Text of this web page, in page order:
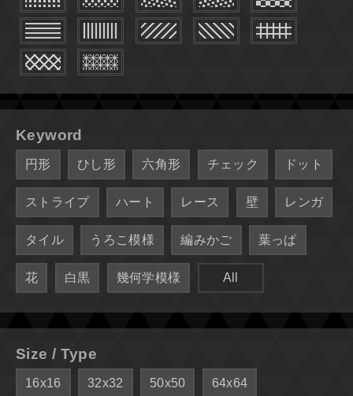
Keyword
円形 ひし形 六角形 チェック ドット
ストライプ ハート レース 壁 レンガ
タイル うろこ模様 編みかご 葉っぱ
花 白黒 幾何学模様 All
Size / Type
16x16 32x32 50x50 64x64